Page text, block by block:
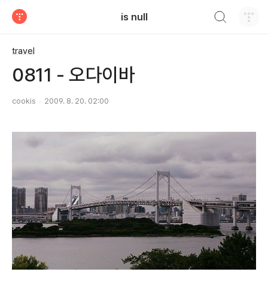
is null
travel
0811 - 오다이바
cookis 2009. 8. 20. 02:00